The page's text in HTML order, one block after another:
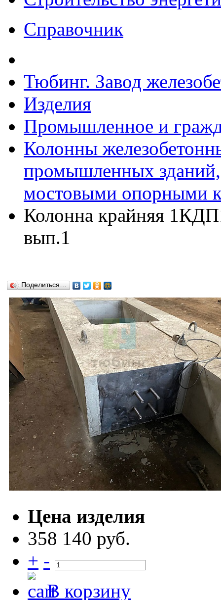
Справочник
Тюбинг. Завод
Изделия
Промышленное и
Колонны
промышленных
мостовыми опорными
Колонна крайняя
вып.1
Поделиться…
Цена изделия
358 140 руб.
+ -
В корзину